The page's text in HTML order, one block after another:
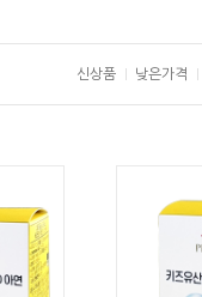
신상품 낮은가격